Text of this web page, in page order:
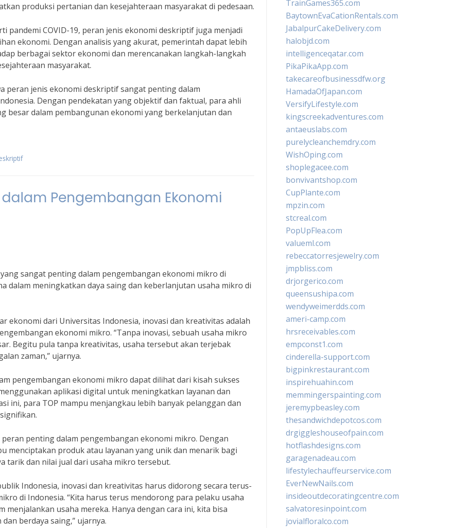
produksi pertanian dan kesejahteraan masyarakat di pedesaan.
pandemi COVID-19, peran jenis ekonomi deskriptif juga menjadi
ekonomi. Dengan analisis yang akurat, pemerintah dapat lebih
berbagai sektor ekonomi dan merencanakan langkah-langkah
masyarakat.
peran jenis ekonomi deskriptif sangat penting dalam
Dengan pendekatan yang objektif dan faktual, para ahli
besar dalam pembangunan ekonomi yang berkelanjutan dan
Pengembangan Ekonomi
sangat penting dalam pengembangan ekonomi mikro di
dalam meningkatkan daya saing dan keberlanjutan usaha mikro di
ekonomi dari Universitas Indonesia, inovasi dan kreativitas adalah
ekonomi mikro. “Tanpa inovasi, sebuah usaha mikro
Begitu pula tanpa kreativitas, usaha tersebut akan terjebak
zaman,” ujarnya.
pengembangan ekonomi mikro dapat dilihat dari kisah sukses
aplikasi digital untuk meningkatkan layanan dan
ini, para TOP mampu menjangkau lebih banyak pelanggan dan
penting dalam pengembangan ekonomi mikro. Dengan
menciptakan produk atau layanan yang unik dan menarik bagi
tarik dan nilai jual dari usaha mikro tersebut.
Indonesia, inovasi dan kreativitas harus didorong secara terus-
di Indonesia. “Kita harus terus mendorong para pelaku usaha
usaha mereka. Hanya dengan cara ini, kita bisa
berdaya saing,” ujarnya.
TrainGames365.com
BaytownEvaCationRentals.com
JabalpurCakeDelivery.com
halobjd.com
intelligenceqatar.com
PikaPikaApp.com
takecareofbusinessdfw.org
HamadaOfJapan.com
VersifyLifestyle.com
kingscreekadventures.com
antaeuslabs.com
purelycleanchemdry.com
WishOping.com
shoplegacee.com
bonvivantshop.com
CupPlante.com
mpzin.com
stcreal.com
PopUpFlea.com
valueml.com
rebeccatorresjewelry.com
jmpbliss.com
drjorgerico.com
queensushipa.com
wendyweimerdds.com
ameri-camp.com
hrsreceivables.com
empconst1.com
cinderella-support.com
bigpinkrestaurant.com
inspirehuahin.com
memmingerspainting.com
jeremypbeasley.com
thesandwichdepotcos.com
drgiggleshouseofpain.com
hotflashdesigns.com
garagenadeau.com
lifestylechauffeurservice.com
EverNewNails.com
insideoutdecoratingcentre.com
salvatoresinpoint.com
jovialfloralco.com